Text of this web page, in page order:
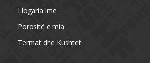
Llogaria ime
Porositë e mia
Termat dhe Kushtet